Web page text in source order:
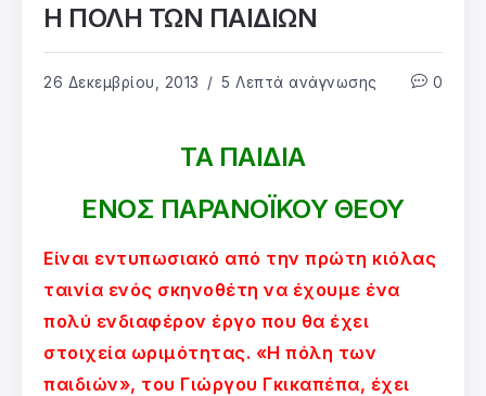
Η ΠΟΛΗ ΤΩΝ ΠΑΙΔΙΩΝ
26 Δεκεμβρίου, 2013 5 Λεπτά ανάγνωσης 0
ΤΑ ΠΑΙΔΙΑ
ΕΝΟΣ ΠΑΡΑΝΟΪΚΟΥ ΘΕΟΥ
Είναι εντυπωσιακό από την πρώτη κιόλας
ταινία ενός σκηνοθέτη να έχουμε ένα
πολύ ενδιαφέρον έργο που θα έχει
στοιχεία ωριμότητας. «Η πόλη των
παιδιών», του Γιώργου Γκικαπέπα, έχει